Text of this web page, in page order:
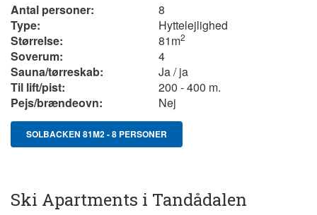
Antal personer:
8
Type:
Hyttelejlighed
Størrelse:
81m2
Soverum:
4
Sauna/tørreskab:
Ja / ja
Til lift/pist:
200 - 400 m.
Pejs/brændeovn:
Nej
SOLBACKEN 81M2 - 8 PERSONER
Ski Apartments i Tandådalen